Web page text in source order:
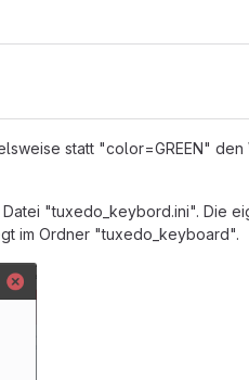
statt "color=GREEN"
"tuxedo_keybord.ini". Die
im Ordner "tuxedo_keyboard".